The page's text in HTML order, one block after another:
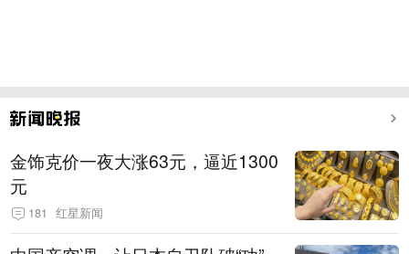
金饰克价一夜大涨63元，逼近1300
元
181 红星新闻